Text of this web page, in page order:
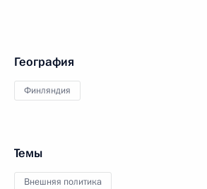
География
Финляндия
Темы
Внешняя политика